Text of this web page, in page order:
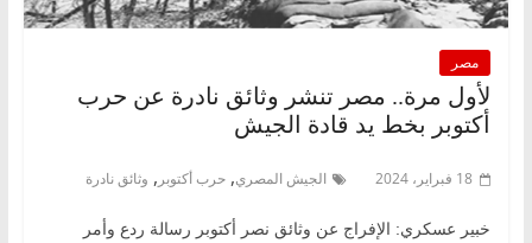
مصر
لأول مرة.. مصر تنشر وثائق نادرة عن حرب
أكتوبر بخط يد قادة الجيش
18 فبراير، 2024 الجيش المصري, حرب أكتوبر , وثائق نادرة
خبير عسكري: الإفراج عن وثائق نصر أكتوبر رسالة ردع وأمر